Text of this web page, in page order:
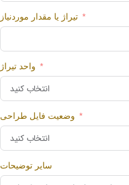
20-3- SEO
تیراژ یا مقدار موردنیاز
واحد تیراژ
وضعیت فایل طراحی
سایر توضیحات